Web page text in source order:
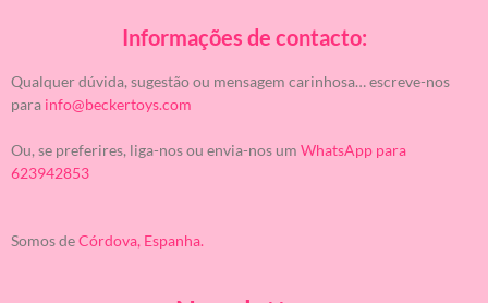
Informações de contacto:
Qualquer dúvida, sugestão ou mensagem carinhosa… escreve-nos
para info@beckertoys.com
Ou, se preferires, liga-nos ou envia-nos um WhatsApp para
623942853
Somos deCórdova, Espanha.